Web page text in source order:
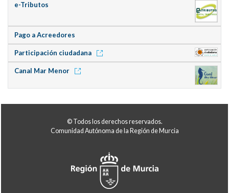
e-Tributos
Pago a Acreedores
Participación ciudadana
Canal Mar Menor
© Todos los derechos reservados.
Comunidad Autónoma de la Región de Murcia